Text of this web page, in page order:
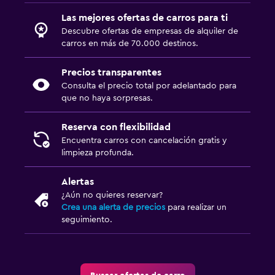
Las mejores ofertas de carros para ti
Descubre ofertas de empresas de alquiler de
carros en más de 70.000 destinos.
Precios transparentes
Consulta el precio total por adelantado para
que no haya sorpresas.
Reserva con flexibilidad
Encuentra carros con cancelación gratis y
limpieza profunda.
Alertas
¿Aún no quieres reservar?
Crea una alerta de precios para realizar un
seguimiento.